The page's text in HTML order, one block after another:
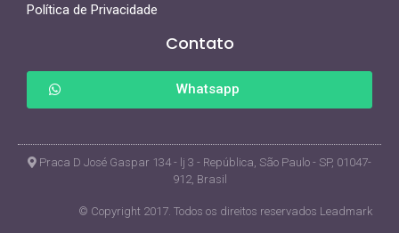
Política de Privacidade
Contato
Whatsapp
Praca D José Gaspar 134 - lj 3 - República, São Paulo - SP, 01047-
912, Brasil
© Copyright 2017. Todos os direitos reservados Leadmark